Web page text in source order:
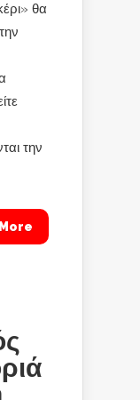
θα
την